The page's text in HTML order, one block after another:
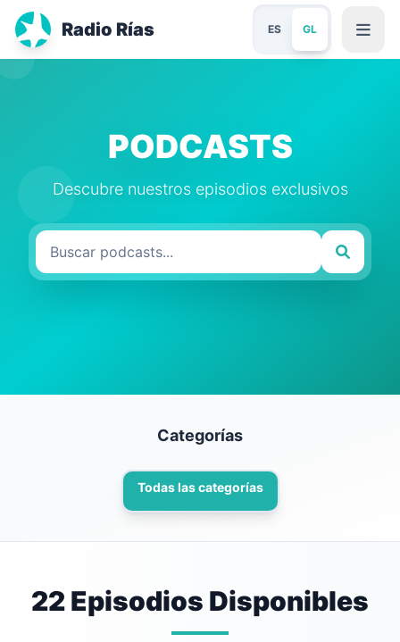
Radio Rías ES GL
PODCASTS
Descubre nuestros episodios exclusivos
Categorías
Todas las categorías
22 Episodios Disponibles